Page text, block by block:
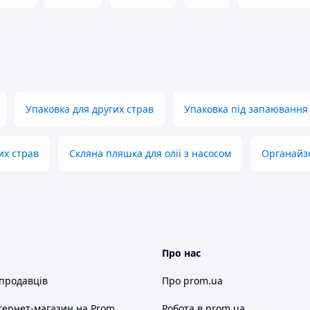
товарів з ПДВ.
про особливості тих чи інших товарів.
Упаковка для других страв Упаковка під запаювання
страв Скляна пляшка для олії з насосом
Про нас
Про prom.ua